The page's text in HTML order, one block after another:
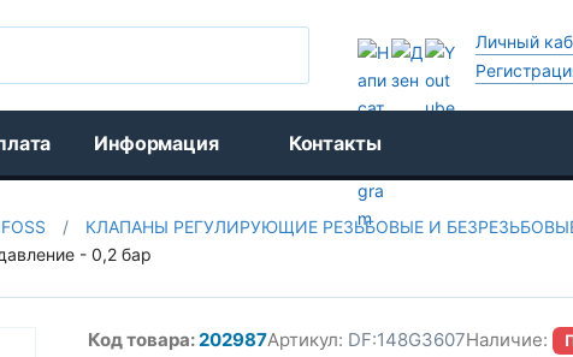
Личный
Информация Контакты
/ КЛАПАНЫ РЕГУЛИРУЮЩИЕ РЕЗЬБОВЫЕ И
- 0,2 бар
Код товара:202987Артикул: DF:148G3607Наличие: